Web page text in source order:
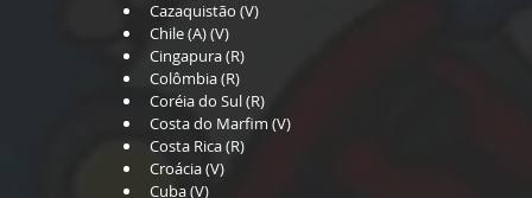
Cazaquistão (V)
Chile (A) (V)
Cingapura (R)
Colômbia (R)
Coréia do Sul (R)
Costa do Marfim (V)
Costa Rica (R)
Croácia (V)
Cuba (V)